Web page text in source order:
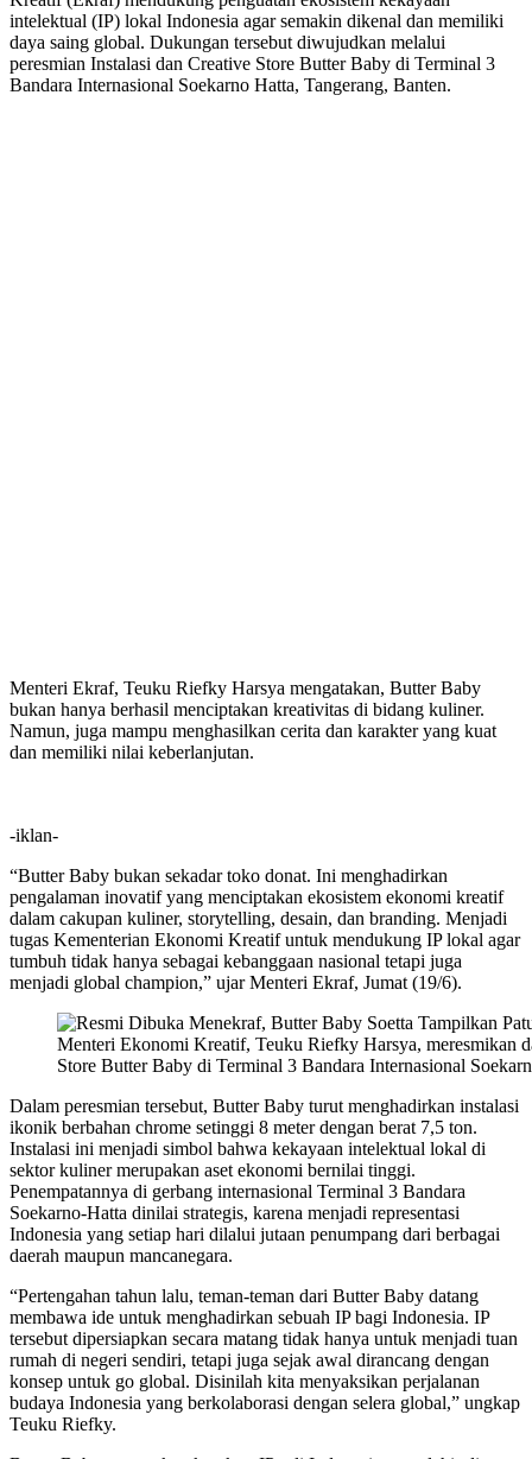
intelektual (IP) lokal Indonesia agar semakin dikenal dan memiliki
daya saing global. Dukungan tersebut diwujudkan melalui
peresmian Instalasi dan Creative Store Butter Baby di Terminal 3
Bandara Internasional Soekarno Hatta, Tangerang, Banten.
Menteri Ekraf, Teuku Riefky Harsya mengatakan, Butter Baby
bukan hanya berhasil menciptakan kreativitas di bidang kuliner.
Namun, juga mampu menghasilkan cerita dan karakter yang kuat
dan memiliki nilai keberlanjutan.
-iklan-
“Butter Baby bukan sekadar toko donat. Ini menghadirkan
pengalaman inovatif yang menciptakan ekosistem ekonomi kreatif
dalam cakupan kuliner, storytelling, desain, dan branding. Menjadi
tugas Kementerian Ekonomi Kreatif untuk mendukung IP lokal agar
tumbuh tidak hanya sebagai kebanggaan nasional tetapi juga
menjadi global champion,” ujar Menteri Ekraf, Jumat (19/6).
Menteri Ekonomi Kreatif, Teuku Riefky Harsya, meresmikan
Store Butter Baby di Terminal 3 Bandara Internasional
Dalam peresmian tersebut, Butter Baby turut menghadirkan instalasi
ikonik berbahan chrome setinggi 8 meter dengan berat 7,5 ton.
Instalasi ini menjadi simbol bahwa kekayaan intelektual lokal di
sektor kuliner merupakan aset ekonomi bernilai tinggi.
Penempatannya di gerbang internasional Terminal 3 Bandara
Soekarno-Hatta dinilai strategis, karena menjadi representasi
Indonesia yang setiap hari dilalui jutaan penumpang dari berbagai
daerah maupun mancanegara.
“Pertengahan tahun lalu, teman-teman dari Butter Baby datang
membawa ide untuk menghadirkan sebuah IP bagi Indonesia. IP
tersebut dipersiapkan secara matang tidak hanya untuk menjadi tuan
rumah di negeri sendiri, tetapi juga sejak awal dirancang dengan
konsep untuk go global. Disinilah kita menyaksikan perjalanan
budaya Indonesia yang berkolaborasi dengan selera global,” ungkap
Teuku Riefky.